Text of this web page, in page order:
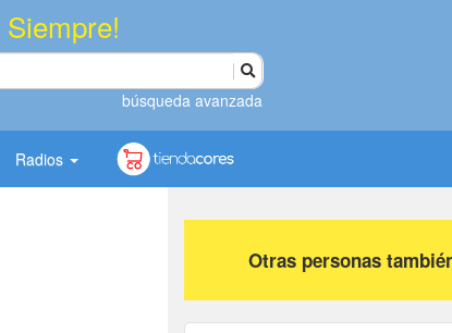
Siempre!
búsqueda avanzada
Radios
Otras personas